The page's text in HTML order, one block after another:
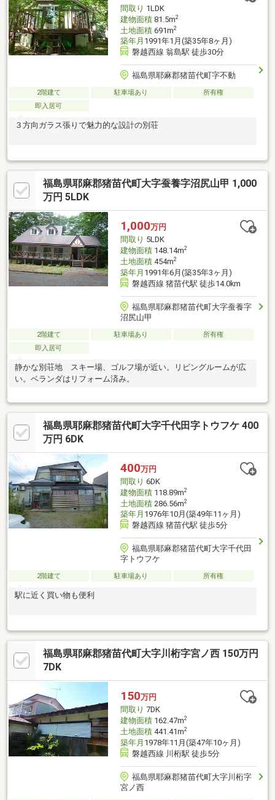
間取り 1LDK
建物面積81.5m2
土地面積691m2
築年月 1991年1月(築35年8ヶ月)
磐越西線 翁島駅 徒歩30分
福島県耶麻郡猪苗代町字不動
2階建て 駐車場あり
所有権
即入居可
３方向ガラス張りで魅力的な設計の別荘
福島県耶麻郡猪苗代町大字蚕養字沼尻山甲 1,000
万円 5LDK
1,000万円
間取り 5LDK
建物面積148.14m2
土地面積454m2
築年月 1991年6月(築35年3ヶ月)
磐越西線 猪苗代駅 徒歩14.0km
福島県耶麻郡猪苗代町大字蚕養字
沼尻山甲
2階建て 駐車場あり
所有権
即入居可
静かな別荘地 スキー場、ゴルフ場が近い。リビングルームが広
い。ベランダはリフォーム済み。
福島県耶麻郡猪苗代町大字千代田字トウフケ 400
万円 6DK
400万円
間取り 6DK
建物面積118.89m2
土地面積286.56m2
築年月 1976年10月(築49年11ヶ月)
磐越西線 猪苗代駅 徒歩5分
福島県耶麻郡猪苗代町大字千代田
字トウフケ
2階建て 駐車場あり 所有権
駅に近く買い物も便利
福島県耶麻郡猪苗代町大字川桁字宮ノ西 150万円
7DK
150万円
間取り 7DK
建物面積162.47m2
土地面積441.41m2
築年月 1978年11月(築47年10ヶ月)
磐越西線 川桁駅 徒歩5分
福島県耶麻郡猪苗代町大字川桁字
宮ノ西